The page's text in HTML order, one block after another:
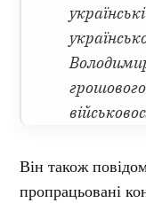
Він також
пропрацьовані